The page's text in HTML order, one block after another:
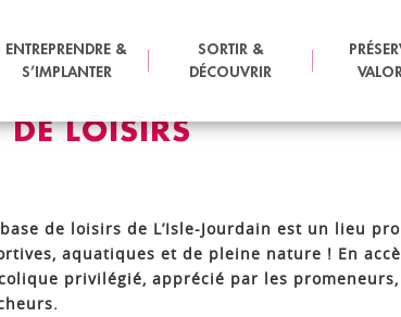
ENTREPRENDRE &
S’IMPLANTER
SORTIR &
DÉCOUVRIR
DE LOISIRS
de loisirs de L’Isle-Jourdain est un lieu
aquatiques et de pleine nature ! En
privilégié, apprécié par les